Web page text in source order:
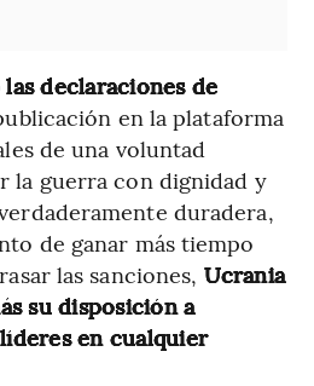
declaraciones de
en la plataforma
de una voluntad
la guerra con dignidad y
duradera,
de ganar más tiempo
las sanciones, Ucrania
su disposición a
en cualquier